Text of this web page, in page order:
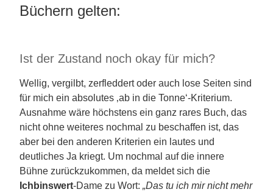
Büchern gelten:
Ist der Zustand noch okay für mich?
Wellig, vergilbt, zerfleddert oder auch lose Seiten sind
für mich ein absolutes ‚ab in die Tonne‘-Kriterium.
Ausnahme wäre höchstens ein ganz rares Buch, das
nicht ohne weiteres nochmal zu beschaffen ist, das
aber bei den anderen Kriterien ein lautes und
deutliches Ja kriegt. Um nochmal auf die innere
Bühne zurückzukommen, da meldet sich die
Ichbinswert-Dame zu Wort: „Das tu ich mir nicht mehr